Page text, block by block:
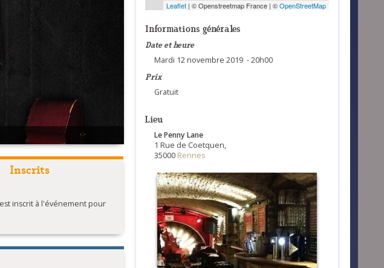
Inscrits
inscrit à l'événement pour
Leaflet| © Openstreetmap France | ©OpenStreetMap
Informations générales
Date et heure
Mardi 12 novembre 2019 - 20h00
Prix
Gratuit
Lieu
Le Penny Lane
1 Rue de Coetquen,
35000 Rennes